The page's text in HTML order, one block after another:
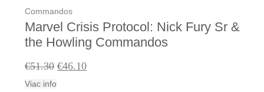
Marvel Crisis Protocol: Nick Fury Sr &
the Howling Commandos
€51.30 Pôvodná
€46.10Aktuálna
Viac info